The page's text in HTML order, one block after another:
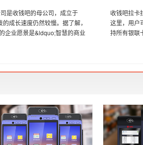
是收钱吧的母公司，成立于
成长速度仍然较慢。据了解，
企业愿景是&ldquo;智慧的商业
收钱吧拉卡
这里，用户
持所有银联